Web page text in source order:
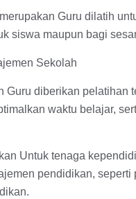
Guru dilatih
siswa maupun bagi
Sekolah
Guru diberikan pelatihan
waktu belajar,
Untuk tenaga
pendidikan,